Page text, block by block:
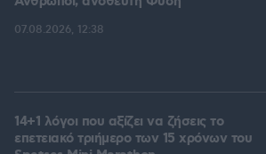
07.08.2026, 12:38
14+1 λόγοι που αξίζει να ζήσεις το
επετειακό τριήμερο των 15 χρόνων του